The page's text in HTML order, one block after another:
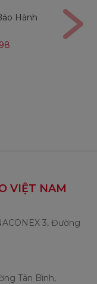
Hành
VIỆT NAM
3, Đường
Tân Bình,